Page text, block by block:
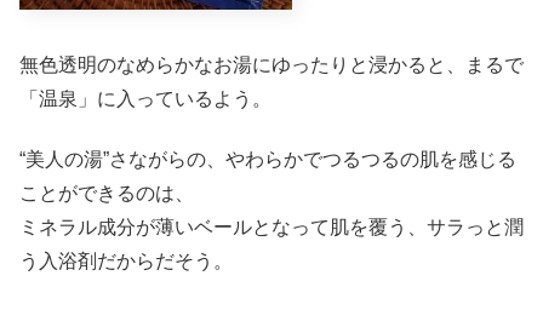
無色透明のなめらかなお湯にゆったりと浸かると、まるで
「温泉」に入っているよう。
“美人の湯”さながらの、やわらかでつるつるの肌を感じる
ことができるのは、
ミネラル成分が薄いベールとなって肌を覆う、サラっと潤
う入浴剤だからだそう。